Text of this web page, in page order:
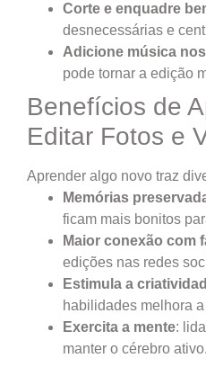
Corte e enquadre
desnecessárias e
Adicione música
pode tornar a edição
Benefícios de
Editar Fotos e
Aprender algo novo traz
Memórias
ficam mais bonitos
Maior conexão com
edições nas redes
Estimula a
habilidades melhora
Exercita a mente:
manter o cérebro ativo.